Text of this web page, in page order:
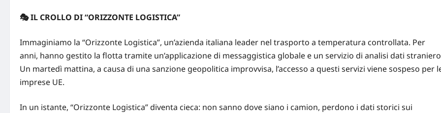
🎭 IL CROLLO DI “ORIZZONTE LOGISTICA”
Immaginiamo la “Orizzonte Logistica”, un’azienda italiana leader nel trasporto a temperatura controllata. Per
anni, hanno gestito la flotta tramite un’applicazione di messaggistica globale e un servizio di analisi dati
Un martedì mattina, a causa di una sanzione geopolitica improvvisa, l’accesso a questi servizi viene sospeso per
imprese UE.
In un istante, “Orizzonte Logistica” diventa cieca: non sanno dove siano i camion, perdono i dati storici sui